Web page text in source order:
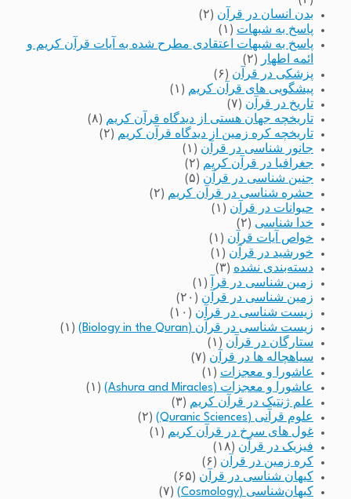
بدن انسان در قرآن (۲)
پاسخ به شبهات (۱)
پاسخ به شبهات اعتقادی مطرح شده به آیات قرآن کریم و
ائمه اطهار
(۲)
پزشکی در قرآن (۶)
پیشگویی های قرآن کریم (۱)
تاریخ در قرآن (۷)
تاریخچه جهان هستی از دیدگاه قرآن کریم (۸)
تاریخچه کره زمین از دیدگاه قرآن کریم (۲)
جانور شناسی در قرآن (۱)
جغرافیا در قرآن کریم (۲)
جنین شناسی در قرآن (۵)
حشره شناسی در قرآن کریم (۲)
حیوانات در قرآن (۱)
خدا شناسی (۲)
خواص آیات قرآن (۱)
خورشید در قرآن (۱)
دسته‌بندی نشده (۳)
زمین شناسی در قرآ
(۱)
زمین شناسی در قرآن (۲۰)
زیست شناسی در قرآن (۱۰)
زیست شناسی در قرآن (Biology in the Quran)
(۱)
ستارگان در قرآن (۱)
سیاهچاله ها در قرآن (۷)
عاشورا و معجزات (۱)
عاشورا و معجزات (Ashura and Miracles)
(۱)
علم ژنتیک در قرآن کریم (۳)
علوم قرآنی (Quranic Sciences)
(۲)
غول های سرخ در قرآن کریم (۱)
فیزیک در قرآن (۱۸)
کره زمین در قرآن (۶)
کیهان شناسی در قرآن (۶۵)
کیهان‌شناسی (Cosmology)
(۷)